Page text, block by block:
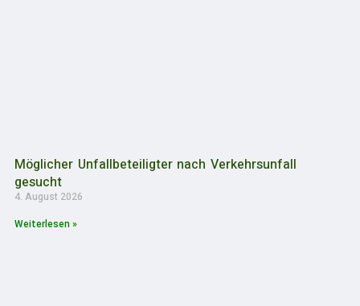
Möglicher Unfallbeteiligter nach Verkehrsunfall
gesucht
4. August 2026
Weiterlesen »